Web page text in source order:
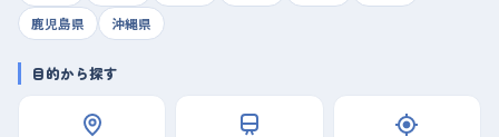
鹿児島県
沖縄県
目的から探す